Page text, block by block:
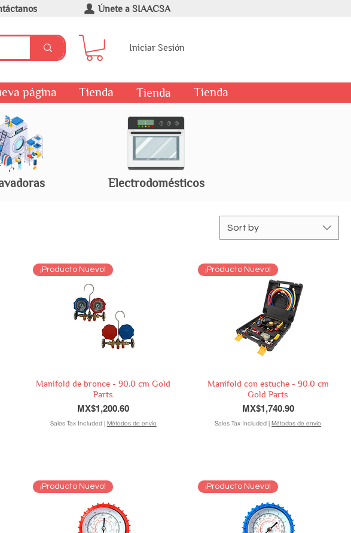
Únete a SIAACSA
Iniciar Sesión
página Tienda Tienda Tienda
Electrodomésticos
Sort by
¡Producto Nuevo!
Manifold de bronce - 90.0 cm Gold
Parts
Price
MX$1,200.60
Sales Tax Included| Métodos de envío
¡Producto Nuevo!
Manifold con estuche - 90.0 cm
Gold Parts
Price
MX$1,740.90
Sales Tax Included |Métodos de envío
¡Producto Nuevo! ¡Producto Nuevo!